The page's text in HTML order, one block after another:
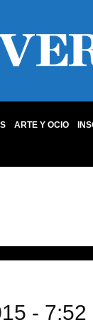
ARTE Y OCIO
- 7:52